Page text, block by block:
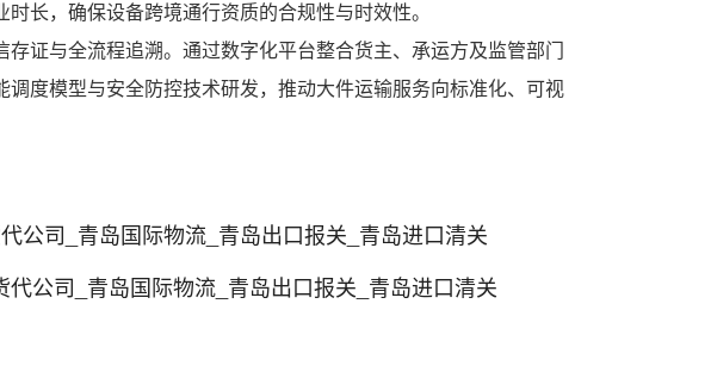
长，确保设备跨境通行资质的合规性与时效性。
证与全流程追溯。通过数字化平台整合货主、承运方及监管部门
度模型与安全防控技术研发，推动大件运输服务向标准化、可视
公司_青岛国际物流_青岛出口报关_青岛进口清关
公司_青岛国际物流_青岛出口报关_青岛进口清关